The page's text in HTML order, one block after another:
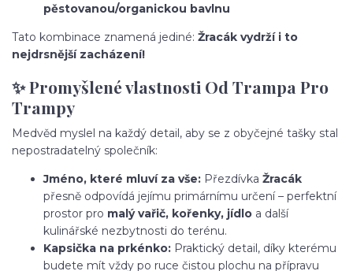
pěstovanou/organickou bavlnu
Tato kombinace znamená jediné: Žracák vydrží i to
nejdrsnější zacházení!
✨ Promyšlené vlastnosti Od Trampa Pro
Trampy
Medvěd myslel na každý detail, aby se z obyčejné tašky stal
nepostradatelný společník:
Jméno, které mluví za vše: Přezdívka Žracák
přesně odpovídá jejímu primárnímu určení – perfektní
prostor pro malý vařič, kořenky, jídlo a další
kulinářské nezbytnosti do terénu.
Kapsička na prkénko: Praktický detail, díky kterému
budete mít vždy po ruce čistou plochu na přípravu